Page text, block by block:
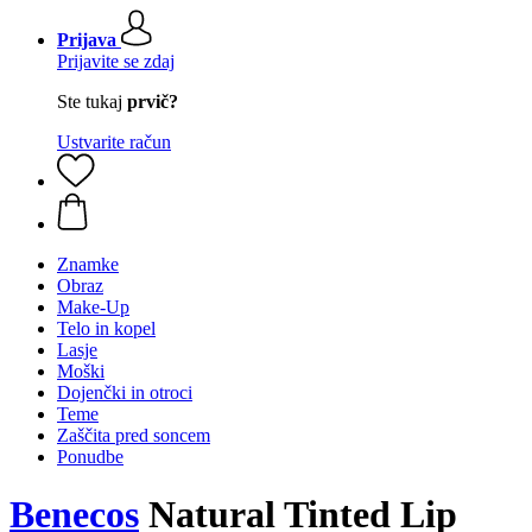
Prijava
Prijavite se zdaj
Ste tukaj prvič?
Ustvarite račun
Znamke
Obraz
Make-Up
Telo in kopel
Lasje
Moški
Dojenčki in otroci
Teme
Zaščita pred soncem
Ponudbe
Benecos Natural Tinted Lip